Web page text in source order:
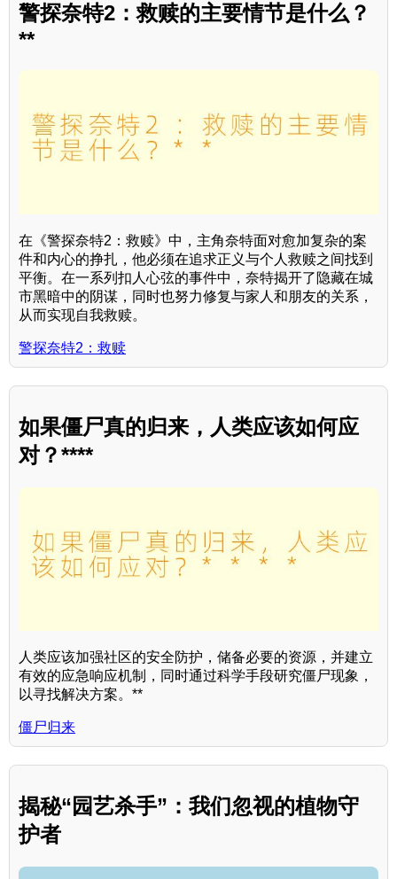
警探奈特2：救赎的主要情节是什么？
**
在《警探奈特2：救赎》中，主角奈特面对愈加复杂的案
件和内心的挣扎，他必须在追求正义与个人救赎之间找到
平衡。在一系列扣人心弦的事件中，奈特揭开了隐藏在城
市黑暗中的阴谋，同时也努力修复与家人和朋友的关系，
从而实现自我救赎。
警探奈特2：救赎
如果僵尸真的归来，人类应该如何应
对？****
人类应该加强社区的安全防护，储备必要的资源，并建立
有效的应急响应机制，同时通过科学手段研究僵尸现象，
以寻找解决方案。**
僵尸归来
揭秘“园艺杀手”：我们忽视的植物守
护者